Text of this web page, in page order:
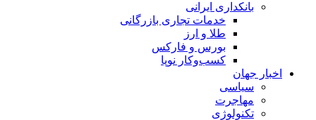
بانکداری ایرانی
خدمات تجاری بازرگانی
طلا و ارز
بورس و فارکس
کسب‌وکار نوپا
اخبار جهان
سیاسی
مهاجرت
تکنولوژی